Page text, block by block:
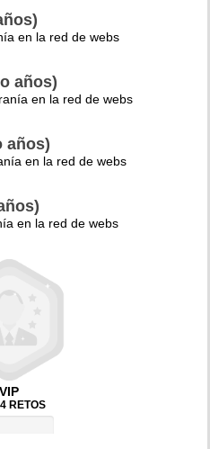
en la red de webs
años)
en la red de webs
años)
en la red de webs
en la red de webs
VIP
RETOS